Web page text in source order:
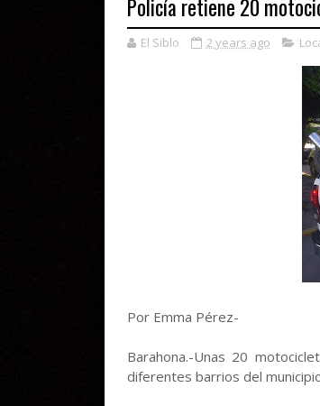
Policía retiene 20
El Siblo 2 years ago
Por Emma Pérez-
Barahona.-Unas 20
diferentes barrios del